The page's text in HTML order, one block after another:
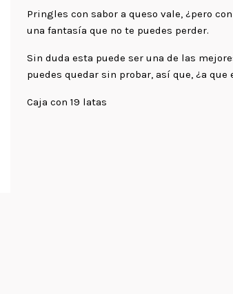
Pringles con sabor a queso vale, ¿pero
una fantasía que no te puedes perder.
Sin duda esta puede ser una de las
puedes quedar sin probar, así que, ¿a que
Caja con 19 latas